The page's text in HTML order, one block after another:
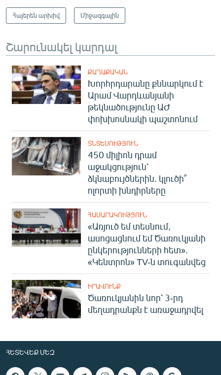
Հայերեն արխիվ Միջազգային
Շարունակել կարդալ
ՔԱՂԱՔԱԿԱՆ
Խորհրդարանը քննարկում է
Արամ Վարդևանյանի
թեկնածությունը ԱԺ
փոխխոսնակի պաշտոնում
ՏՆՏԵՍՈՒԹՅՈՒՆ
450 միլիոն դրամ
աջակցություն՝
ձկնաբույծներին. կլուծի՞
ոլորտի խնդիրները
ՀԱՍԱՐԱԿՈՒԹՅՈՒՆ
«Առյուծ եմ տեսնում,
ասոցացնում եմ Ծառուկյանի
ընկերությունների հետ».
«Կենտրոն» TV-ն տուգանվեց
ԻՐԱՎՈՒՆՔ
Ծառուկյանին նոր՝ 3-րդ
մեղադրանքն է առաջադրվել
ՀԵՏԵՎԵՔ ՄԵԶ